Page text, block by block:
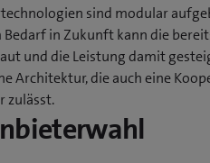
sind modular
Bedarf in Zukunft kann die
und die Leistung damit
Architektur, die auch eine
zulässt.